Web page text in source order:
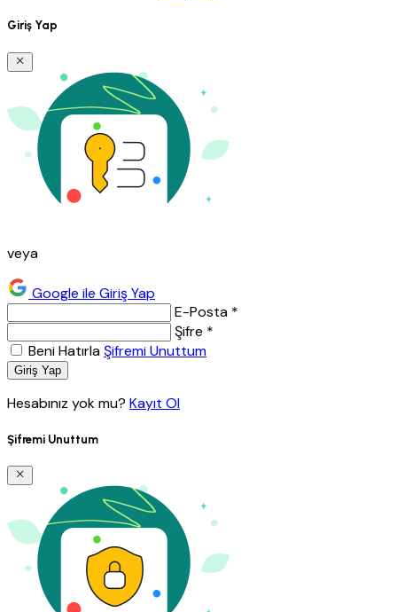
Giriş Yap
veya
Google ile Giriş Yap
E-Posta *
Şifre *
Beni HatırlaŞifremi Unuttum
Giriş Yap
Hesabınız yok mu? Kayıt Ol
Şifremi Unuttum